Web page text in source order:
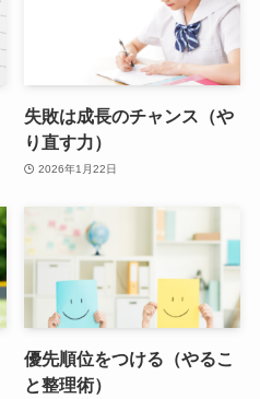
失敗は成長のチャンス（や
り直す力）
2026年1月22日
優先順位をつける（やるこ
と整理術）